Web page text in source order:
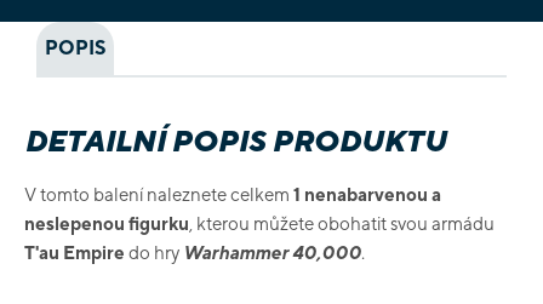
POPIS
DETAILNÍ POPIS PRODUKTU
V tomto balení naleznete celkem 1 nenabarvenou a
neslepenou figurku , kterou můžete obohatit svou armádu
T'au Empire do hry Warhammer 40,000.